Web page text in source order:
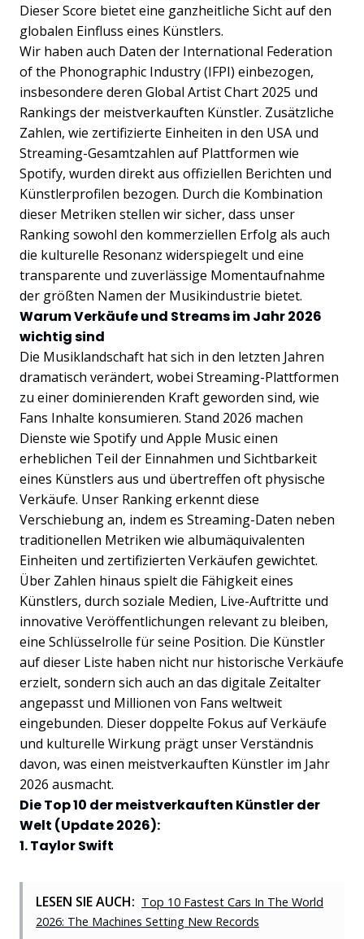
Dieser Score bietet eine ganzheitliche Sicht auf den
globalen Einfluss eines Künstlers.
Wir haben auch Daten der International Federation
of the Phonographic Industry (IFPI) einbezogen,
insbesondere deren Global Artist Chart 2025 und
Rankings der meistverkauften Künstler. Zusätzliche
Zahlen, wie zertifizierte Einheiten in den USA und
Streaming-Gesamtzahlen auf Plattformen wie
Spotify, wurden direkt aus offiziellen Berichten und
Künstlerprofilen bezogen. Durch die Kombination
dieser Metriken stellen wir sicher, dass unser
Ranking sowohl den kommerziellen Erfolg als auch
die kulturelle Resonanz widerspiegelt und eine
transparente und zuverlässige Momentaufnahme
der größten Namen der Musikindustrie bietet.
Warum Verkäufe und Streams im Jahr 2026
wichtig sind
Die Musiklandschaft hat sich in den letzten Jahren
dramatisch verändert, wobei Streaming-Plattformen
zu einer dominierenden Kraft geworden sind, wie
Fans Inhalte konsumieren. Stand 2026 machen
Dienste wie Spotify und Apple Music einen
erheblichen Teil der Einnahmen und Sichtbarkeit
eines Künstlers aus und übertreffen oft physische
Verkäufe. Unser Ranking erkennt diese
Verschiebung an, indem es Streaming-Daten neben
traditionellen Metriken wie albumäquivalenten
Einheiten und zertifizierten Verkäufen gewichtet.
Über Zahlen hinaus spielt die Fähigkeit eines
Künstlers, durch soziale Medien, Live-Auftritte und
innovative Veröffentlichungen relevant zu bleiben,
eine Schlüsselrolle für seine Position. Die Künstler
auf dieser Liste haben nicht nur historische Verkäufe
erzielt, sondern sich auch an das digitale Zeitalter
angepasst und Millionen von Fans weltweit
eingebunden. Dieser doppelte Fokus auf Verkäufe
und kulturelle Wirkung prägt unser Verständnis
davon, was einen meistverkauften Künstler im Jahr
2026 ausmacht.
Die Top 10 der meistverkauften Künstler der
Welt (Update 2026):
1. Taylor Swift
LESEN SIE AUCH: Top 10 Fastest Cars In The World
2026: The Machines Setting New Records